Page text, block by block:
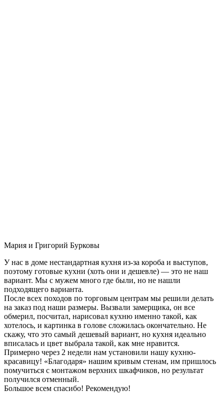
Мария и Григорий Бурковы
У нас в доме нестандартная кухня из-за короба и выступов,
поэтому готовые кухни (хоть они и дешевле) — это не наш
вариант. Мы с мужем много где были, но не нашли
подходящего варианта.
После всех походов по торговым центрам мы решили делать
на заказ под наши размеры. Вызвали замерщика, он все
обмерил, посчитал, нарисовал кухню именно такой, как
хотелось, и картинка в голове сложилась окончательно. Не
скажу, что это самый дешевый вариант, но кухня идеально
вписалась и цвет выбрала такой, как мне нравится.
Примерно через 2 недели нам установили нашу кухню-
красавицу! «Благодаря» нашим кривым стенам, им пришлось
помучиться с монтажом верхних шкафчиков, но результат
получился отменный.
Большое всем спасибо! Рекомендую!